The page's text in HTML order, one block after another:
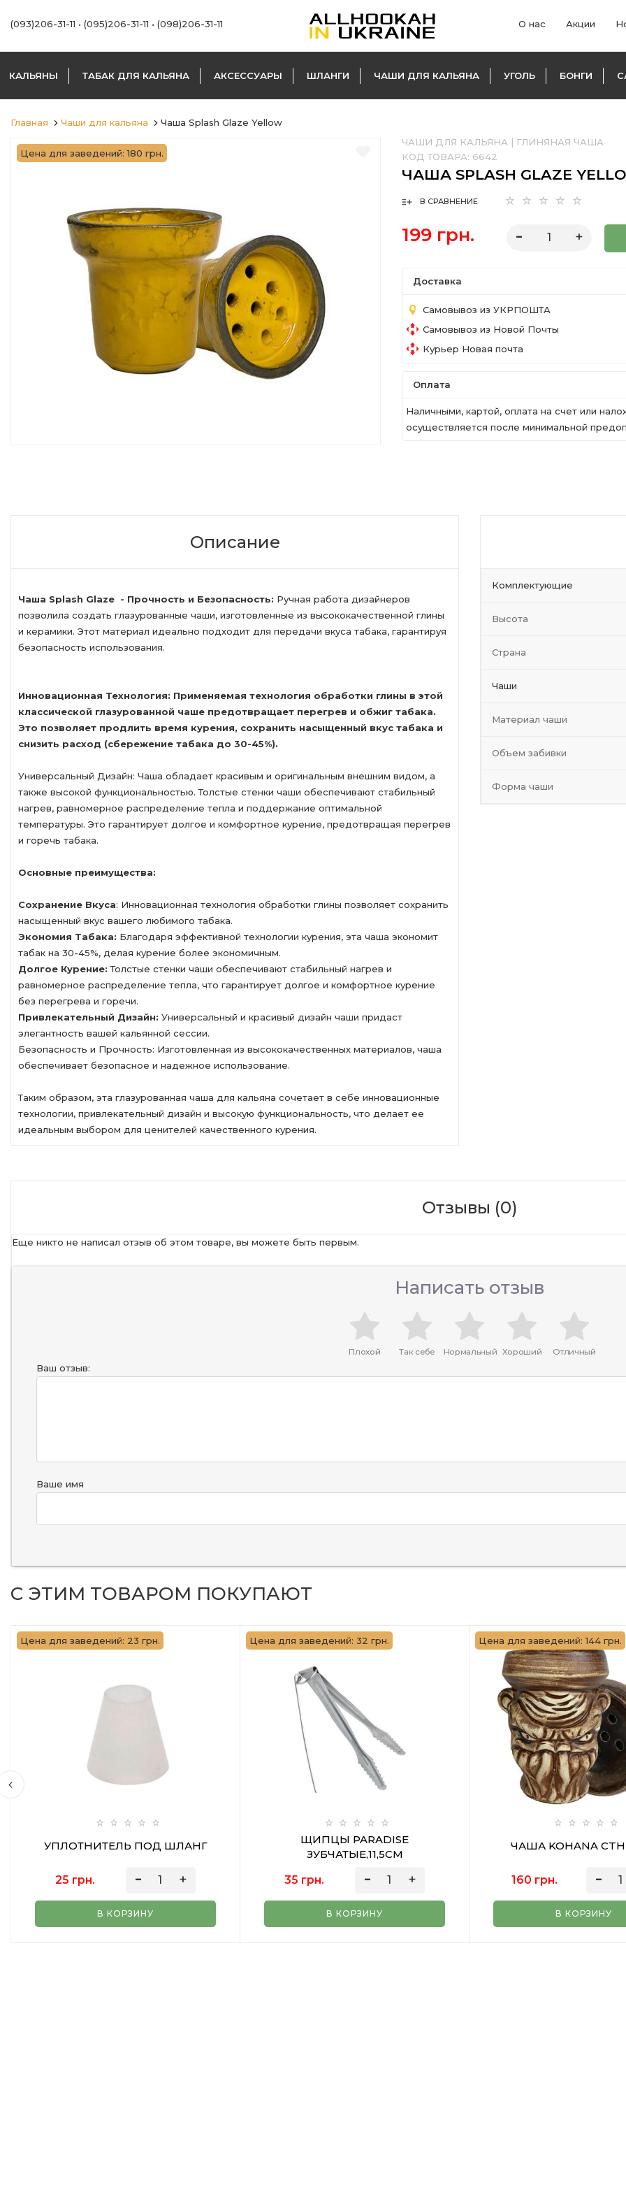
(093)206-31-11 • (095)206-31-11 • (098)206-31-11 О нас Акции
КАЛЬЯНЫ ТАБАК ДЛЯ КАЛЬЯНА АКСЕССУАРЫ ШЛАНГИ ЧАШИ ДЛЯ КАЛЬЯНА УГОЛЬ БОНГИ
Главная Чаши для кальяна Чаша Splash Glaze Yellow
Цена для заведений: 180 грн.
ЧАШИ ДЛЯ КАЛЬЯНА | ГЛИНЯНАЯ ЧАША
КОД ТОВАРА: 6642
ЧАША SPLASH GLAZE
В СРАВНЕНИЕ
199 грн.
Доставка
Самовывоз из УКРПОШТА
Самовывоз из Новой Почты
Курьер Новая почта
Оплата
Наличными, картой, оплата на счет или
осуществляется после минимальной
Описание
Чаша Splash Glaze - Прочность и Безопасность: Ручная работа дизайнеров
позволила создать глазурованные чаши, изготовленные из высококачественной глины
и керамики. Этот материал идеально подходит для передачи вкуса табака, гарантируя
безопасность использования.
Инновационная Технология: Применяемая технология обработки глины в этой
классической глазурованной чаше предотвращает перегрев и обжиг табака.
Это позволяет продлить время курения, сохранить насыщенный вкус табака и
снизить расход (сбережение табака до 30-45%).
Универсальный Дизайн: Чаша обладает красивым и оригинальным внешним видом, а
также высокой функциональностью. Толстые стенки чаши обеспечивают стабильный
нагрев, равномерное распределение тепла и поддержание оптимальной
температуры. Это гарантирует долгое и комфортное курение, предотвращая перегрев
и горечь табака.
Основные преимущества:
Сохранение Вкуса: Инновационная технология обработки глины позволяет сохранить
насыщенный вкус вашего любимого табака.
Экономия Табака: Благодаря эффективной технологии курения, эта чаша экономит
табак на 30-45%, делая курение более экономичным.
Долгое Курение: Толстые стенки чаши обеспечивают стабильный нагрев и
равномерное распределение тепла, что гарантирует долгое и комфортное курение
без перегрева и горечи.
Привлекательный Дизайн: Универсальный и красивый дизайн чаши придаст
элегантность вашей кальянной сессии.
Безопасность и Прочность: Изготовленная из высококачественных материалов, чаша
обеспечивает безопасное и надежное использование.
Таким образом, эта глазурованная чаша для кальяна сочетает в себе инновационные
технологии, привлекательный дизайн и высокую функциональность, что делает ее
идеальным выбором для ценителей качественного курения.
Комплектующие
Высота
Страна
Чаши
Материал чаши
Объем забивки
Форма чаши
Отзывы (0)
Еще никто не написал отзыв об этом товаре, вы можете быть первым.
Написать отзыв
Плохой Так себе Нормальный Хороший Отличный
Ваш отзыв:
Ваше имя
С ЭТИМ ТОВАРОМ ПОКУПАЮТ
Цена для заведений: 23 грн.
УПЛОТНИТЕЛЬ ПОД ШЛАНГ
25 грн.
В КОРЗИНУ
Цена для заведений: 32 грн.
ЩИПЦЫ PARADISE
ЗУБЧАТЫЕ,11,5СМ
35 грн.
В КОРЗИНУ
Цена для заведений: 144 грн.
ЧАША KOHANA
160 грн.
В КОРЗИНУ